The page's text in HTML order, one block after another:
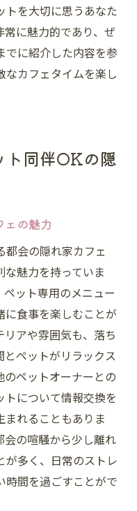
トを大切に思うあなた
に魅力的であり、ぜ
でに紹介した内容を参
なカフェタイムを楽し
ト同伴OKの隠
の魅力
会の隠れ家カフェ
魅力を持っていま
ット専用のメニュー
に食事を楽しむことが
アや雰囲気も、落ち
ペットがリラックス
ペットオーナーとの
について情報交換を
まれることもありま
会の喧騒から少し離れ
が多く、日常のストレ
時間を過ごすことがで